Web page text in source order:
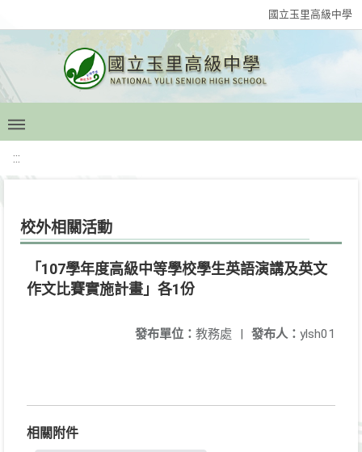
國立玉里高級中學
:::
校外相關活動
「107學年度高級中等學校學生英語演講及英文
作文比賽實施計畫」各1份
發布人： ylsh01
發布單位： 教務處 |
相關附件